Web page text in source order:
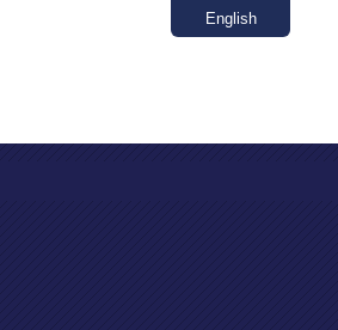
English